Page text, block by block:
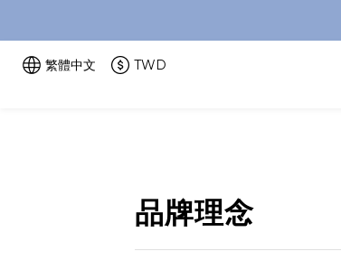
繁體中文
TWD
品牌理念